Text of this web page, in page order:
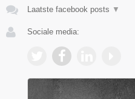
Laatste facebook posts ▼
Sociale media: